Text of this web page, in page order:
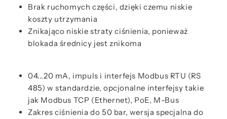
Brak ruchomych części, dzięki czemu niskie
koszty utrzymania
Znikająco niskie straty ciśnienia, ponieważ
blokada średnicy jest znikoma
04...20 mA, impuls i interfejs Modbus RTU (RS
485) w standardzie, opcjonalne interfejsy takie
jak Modbus TCP (Ethernet), PoE, M-Bus
Zakres ciśnienia do 50 bar, wersja specjalna do